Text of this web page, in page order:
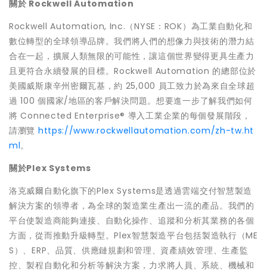
關於 Rockwell Automation
Rockwell Automation, Inc.（NYSE：ROK）為工業自動化和
數位轉型的全球領導品牌。我們將人們的想像力與技術的潛力結
合在一起，擴展人類無限的可能性，讓這個世界變得更具生產力
且更符合永續發展的目標。Rockwell Automation 的總部位於
美國威斯康辛州密爾瓦基，約 25,000 員工致力於為來自全球超
過 100 個國家/地區的客戶解決問題。想要進一步了解我們如何
將 Connected Enterprise® 導入工業企業的每個發展階段，
請瀏覽 https://www.rockwellautomation.com/zh-tw.ht
ml。
關於Plex Systems
洛克威爾自動化旗下的Plex Systems是透過雲端交付智慧製造
解決方案的領導者，為全球的製造業生產出一流的產品。我們的
平台使製造商能夠連接、自動化操作、追蹤和分析其業務的各個
方面，從而推動升級轉型。Plex智慧製造平台包括製造執行（ME
S）、ERP、品質、供應鏈規劃和管理、資產績效管理、生產監
控、製程自動化和分析等解決方案，力求將人員、系統、機械和